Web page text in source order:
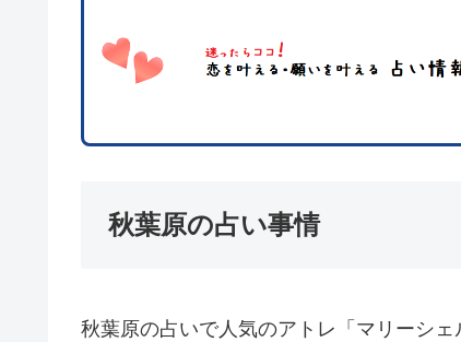
秋葉原の占い事情
秋葉原の占いで人気のアトレ「マリーシ